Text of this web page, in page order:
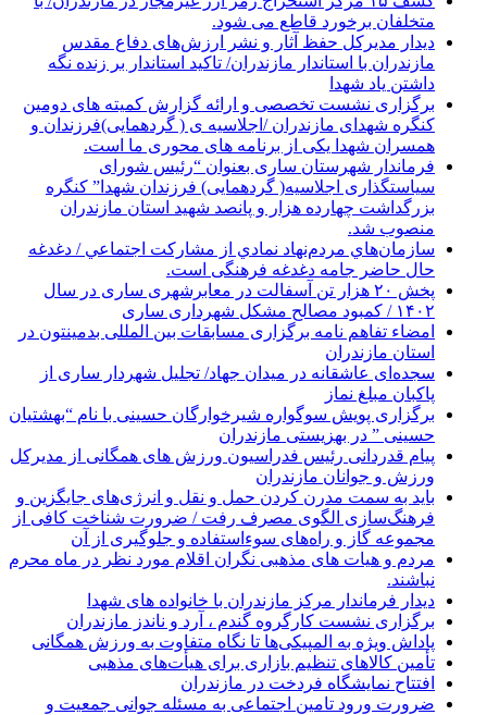
متخلفان برخورد قاطع می شود.
دیدار مدیرکل حفظ آثار و نشر ارزش‌های دفاع مقدس
مازندران با استاندار مازندران/ تاکید استاندار بر زنده نگه
داشتن یاد شهدا
برگزاری نشست تخصصی و ارائه گزارش کمیته های دومین
کنگره شهدای مازندران /اجلاسیه ی ( گردهمایی)فرزندان و
همسران شهدا یکی از برنامه های محوری ما است.
فرماندار شهرستان ساری بعنوان “رئیس شورای
سیاستگذاری اجلاسیه( گردهمایی) فرزندان شهدا” کنگره
بزرگداشت چهارده هزار و پانصد شهید استان مازندران
منصوب شد.
سازمان‌هاي مردم‌نهاد نمادي از مشاركت اجتماعي / دغدغه
حال حاضر جامه دغدغه فرهنگی است.
پخش ۲۰ هزار تن آسفالت در معابرشهری ساری در سال
۱۴۰۲ / کمبود مصالح مشکل شهرداری ساری
امضاء تفاهم نامه برگزاری مسابقات بین المللی بدمینتون در
استان مازندران
سجده‌ای عاشقانه در میدان جهاد/ تجلیل شهردار ساری از
پاکبان مبلغ نماز
برگزاری پویش سوگواره شیرخوارگان حسینی با نام “بهشتیان
حسینی ” در بهزیستی مازندران
پیام قدردانی رئیس فدراسیون ورزش های همگانی از مدیرکل
ورزش و جوانان مازندران
باید به سمت مدرن کردن حمل و نقل و انرژی‌های جایگزین و
فرهنگ‌سازی الگوی مصرف رفت / ضرورت شناخت کافی از
مجموعه گاز و راه‌های سوءاستفاده و جلوگیری از آن
مردم و هیات های مذهبی نگران اقلام مورد نظر در ماه محرم
نباشند.
دیدار فرماندار مرکز مازندران با خانواده های شهدا
برگزاری نشست کارگروه گندم ، آرد و ناندز مازندران
پاداش ویژه به المپیکی‌ها تا نگاه متفاوت به ورزش همگانی
تأمین کالاهای تنظیم بازاری برای هیأت‌های مذهبی
افتتاح نمایشگاه فردخت در مازندران
ضرورت ورود تامین اجتماعی به مسئله جوانی جمعیت و